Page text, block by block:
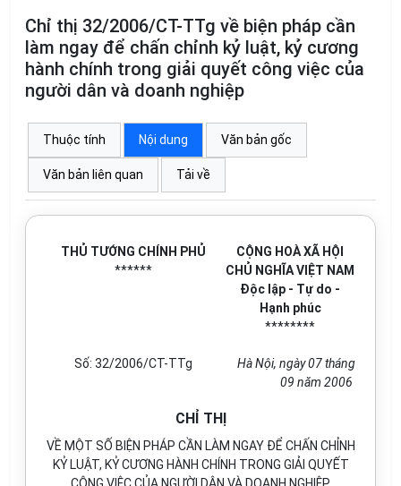
Chỉ thị 32/2006/CT-TTg về biện pháp cần
làm ngay để chấn chỉnh kỷ luật, kỷ cương
hành chính trong giải quyết công việc của
người dân và doanh nghiệp
Thuộc tính Nội dung Văn bản gốc
Văn bản liên quan Tải về
THỦ TƯỚNG CHÍNH PHỦ
******
CỘNG HOÀ XÃ HỘI
CHỦ NGHĨA VIỆT NAM
Độc lập - Tự do -
Hạnh phúc
********
Số: 32/2006/CT-TTg
Hà Nội, ngày 07 tháng
09 năm 2006
CHỈ THỊ
VỀ MỘT SỐ BIỆN PHÁP CẦN LÀM NGAY ĐỂ CHẤN CHỈNH
KỶ LUẬT, KỶ CƯƠNG HÀNH CHÍNH TRONG GIẢI QUYẾT